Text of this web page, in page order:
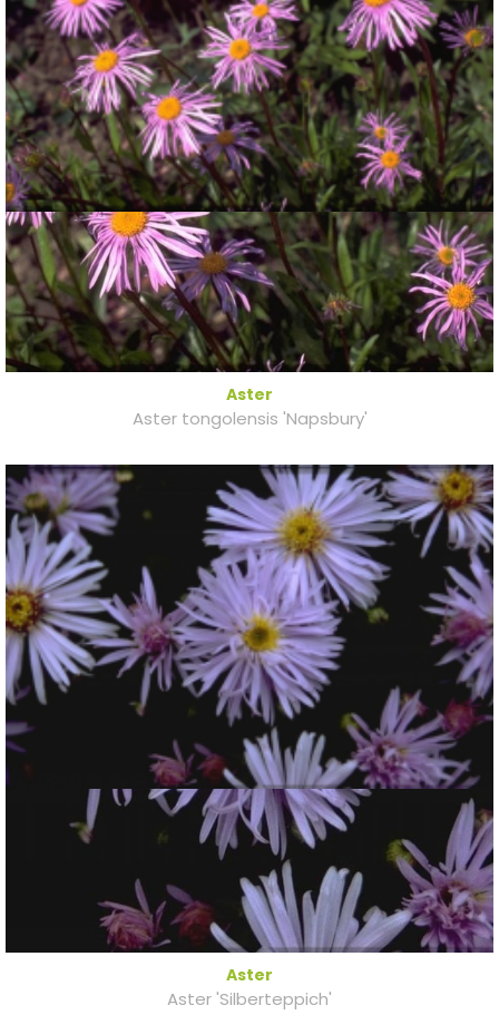
Aster
Aster tongolensis 'Napsbury'
Aster
Aster 'Silberteppich'